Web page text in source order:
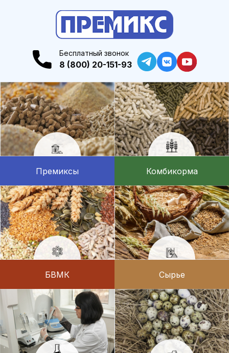
Бесплатный звонок
8 (800) 20-151-93
Премиксы Комбикорма
БВМК Сырье